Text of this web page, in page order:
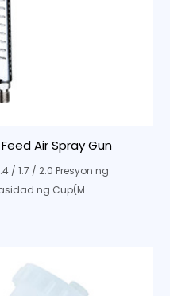
Feed Air Spray Gun
/ 1.7 / 2.0 Presyon ng
ng Cup(M...